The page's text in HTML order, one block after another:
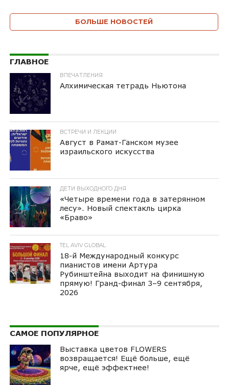
БОЛЬШЕ НОВОСТЕЙ
ГЛАВНОЕ
ВПЕЧАТЛЕНИЯ
Алхимическая тетрадь Ньютона
ВСТРЕЧИ И ЛЕКЦИИ
Август в Рамат-Ганском музее
израильского искусства
ДЕТИ ВЫХОДНОГО ДНЯ
«Четыре времени года в затерянном
лесу». Новый спектакль цирка
«Браво»
TEL AVIV GLOBAL
18-й Международный конкурс
пианистов имени Артура
Рубинштейна выходит на финишную
прямую! Гранд-финал 3–9 сентября,
2026
САМОЕ ПОПУЛЯРНОЕ
Выставка цветов FLOWERS
возвращается! Ещё больше, ещё
ярче, ещё эффектнее!